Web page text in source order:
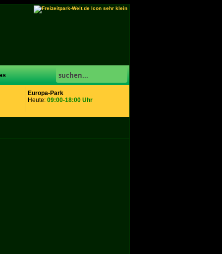
Europa-Park
Heute: 09:00-18:00 Uhr